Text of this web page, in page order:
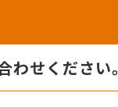
わせください。